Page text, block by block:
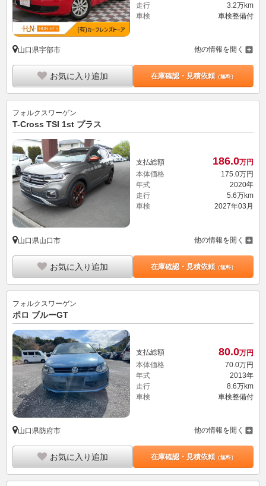
走行
3.2万km
車検
車検整備付
山口県宇部市 他の情報を開く
お気に入り追加 在庫確認・見積依頼（無料）
フォルクスワーゲン
T-Cross TSI 1st プラス
支払総額 186.0万円
本体価格
175.0万円
年式
2020年
走行
5.6万km
車検
2027年03月
山口県山口市 他の情報を開く
お気に入り追加 在庫確認・見積依頼（無料）
フォルクスワーゲン
ポロ ブルーGT
支払総額 80.0万円
本体価格
70. 0万円
年式
2013年
走行
8.6万km
車検
車検整備付
山口県防府市 他の情報を開く
お気に入り追加 在庫確認・見積依頼（無料）